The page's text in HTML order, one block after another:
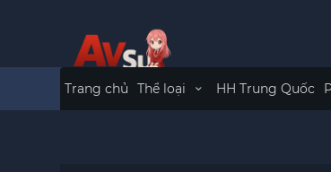
Trang chủ Thể loại HH Trung Quốc